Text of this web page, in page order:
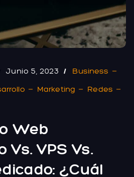
Junio 5, 2023
Business
Marketing
Redes
Web
VPS Vs.
¿Cuál